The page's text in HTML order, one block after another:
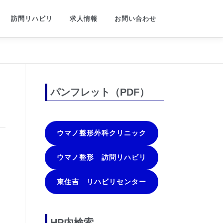
訪問リハビリ 求人情報 お問い合わせ
パンフレット（PDF）
ウマノ整形外科クリニック
ウマノ整形 訪問リハビリ
東住吉 リハビリセンター